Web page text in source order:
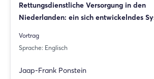
Rettungsdienstliche Versorgung in den
Niederlanden: ein sich entwickelndes
Vortrag
Sprache: Englisch
Jaap-Frank Ponstein